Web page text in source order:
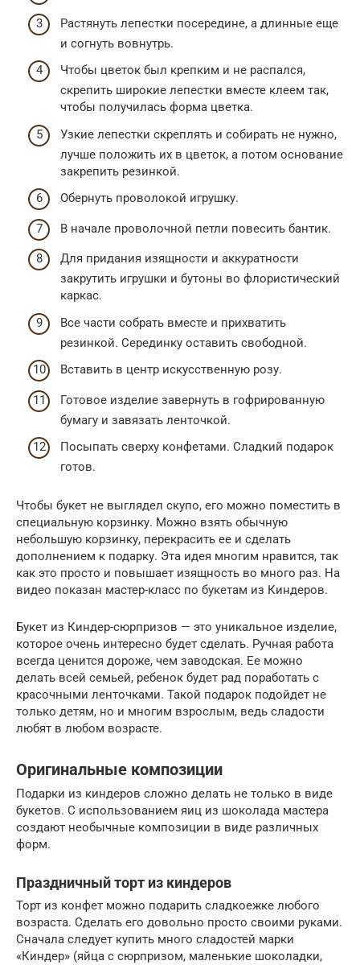
Растянуть лепестки посередине, а длинные еще
и согнуть вовнутрь.
Чтобы цветок был крепким и не распался,
скрепить широкие лепестки вместе клеем так,
чтобы получилась форма цветка.
Узкие лепестки скреплять и собирать не нужно,
лучше положить их в цветок, а потом основание
закрепить резинкой.
Обернуть проволокой игрушку.
В начале проволочной петли повесить бантик.
Для придания изящности и аккуратности
закрутить игрушки и бутоны во флористический
каркас.
Все части собрать вместе и прихватить
резинкой. Серединку оставить свободной.
Вставить в центр искусственную розу.
Готовое изделие завернуть в гофрированную
бумагу и завязать ленточкой.
Посыпать сверху конфетами. Сладкий подарок
готов.
Чтобы букет не выглядел скупо, его можно поместить в
специальную корзинку. Можно взять обычную
небольшую корзинку, перекрасить ее и сделать
дополнением к подарку. Эта идея многим нравится, так
как это просто и повышает изящность во много раз. На
видео показан мастер-класс по букетам из Киндеров.
Букет из Киндер-сюрпризов — это уникальное изделие,
которое очень интересно будет сделать. Ручная работа
всегда ценится дороже, чем заводская. Ее можно
делать всей семьей, ребенок будет рад поработать с
красочными ленточками. Такой подарок подойдет не
только детям, но и многим взрослым, ведь сладости
любят в любом возрасте.
Оригинальные композиции
Подарки из киндеров сложно делать не только в виде
букетов. С использованием яиц из шоколада мастера
создают необычные композиции в виде различных
форм.
Праздничный торт из киндеров
Торт из конфет можно подарить сладкоежке любого
возраста. Сделать его довольно просто своими руками.
Сначала следует купить много сладостей марки
«Киндер» (яйца с сюрпризом, маленькие шоколадки,